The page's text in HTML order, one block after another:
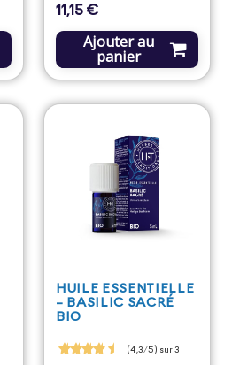
Prix
11,15 €
Ajouter au
panier
HUILE ESSENTIELLE
- BASILIC SACRÉ
BIO
(4,3/5) sur 3